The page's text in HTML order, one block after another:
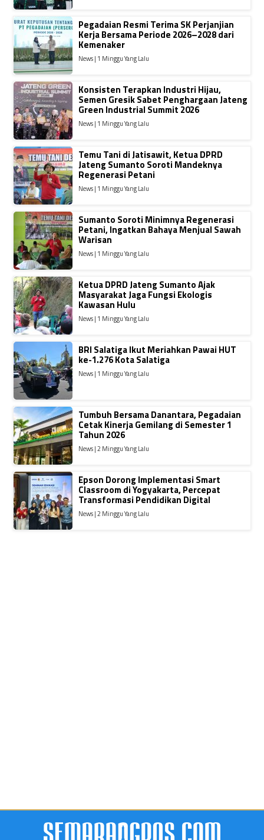
Pegadaian Resmi Terima SK Perjanjian
Kerja Bersama Periode 2026–2028 dari
Kemenaker
News | 1 Minggu Yang Lalu
Konsisten Terapkan Industri Hijau,
Semen Gresik Sabet Penghargaan Jateng
Green Industrial Summit 2026
News | 1 Minggu Yang Lalu
Temu Tani di Jatisawit, Ketua DPRD
Jateng Sumanto Soroti Mandeknya
Regenerasi Petani
News | 1 Minggu Yang Lalu
Sumanto Soroti Minimnya Regenerasi
Petani, Ingatkan Bahaya Menjual Sawah
Warisan
News | 1 Minggu Yang Lalu
Ketua DPRD Jateng Sumanto Ajak
Masyarakat Jaga Fungsi Ekologis
Kawasan Hulu
News | 1 Minggu Yang Lalu
BRI Salatiga Ikut Meriahkan Pawai HUT
ke-1.276 Kota Salatiga
News | 1 Minggu Yang Lalu
Tumbuh Bersama Danantara, Pegadaian
Cetak Kinerja Gemilang di Semester 1
Tahun 2026
News | 2 Minggu Yang Lalu
Epson Dorong Implementasi Smart
Classroom di Yogyakarta, Percepat
Transformasi Pendidikan Digital
News | 2 Minggu Yang Lalu